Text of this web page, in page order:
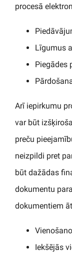
procesā
Līgumus
Piegādes
Arī iepirkumu
var būt
preču
neizpildi pret
būt dažādas
dokumentu
dokumentiem
Iekšējās